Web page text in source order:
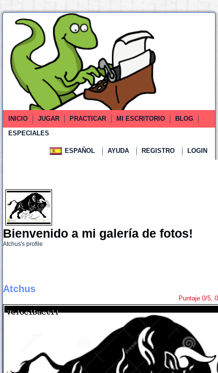
INICIO JUGAR PRACTICAR MI ESCRITORIO
BLOG
ESPECIALES
ESPAÑOL AYUDA REGISTRO LOGIN
Bienvenido a mi galería de fotos!
Atchus's profile
Atchus
Puntaje 0/5,